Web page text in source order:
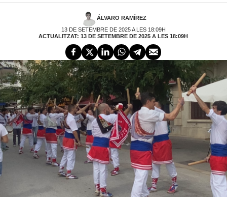
ÁLVARO RAMÍREZ
13 DE SETEMBRE DE 2025 A LES 18:09H
ACTUALITZAT: 13 DE SETEMBRE DE 2025 A LES 18:09H